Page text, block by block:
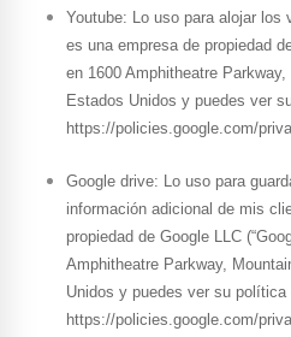
Youtube: Lo uso para alojar
es una empresa de propiedad
en 1600 Amphitheatre Parkway,
Estados Unidos y puedes ver
https://policies.google.com/
Google drive: Lo uso para
información adicional de mis
propiedad de Google LLC
Amphitheatre Parkway,
Unidos y puedes ver su
https://policies.google.com/